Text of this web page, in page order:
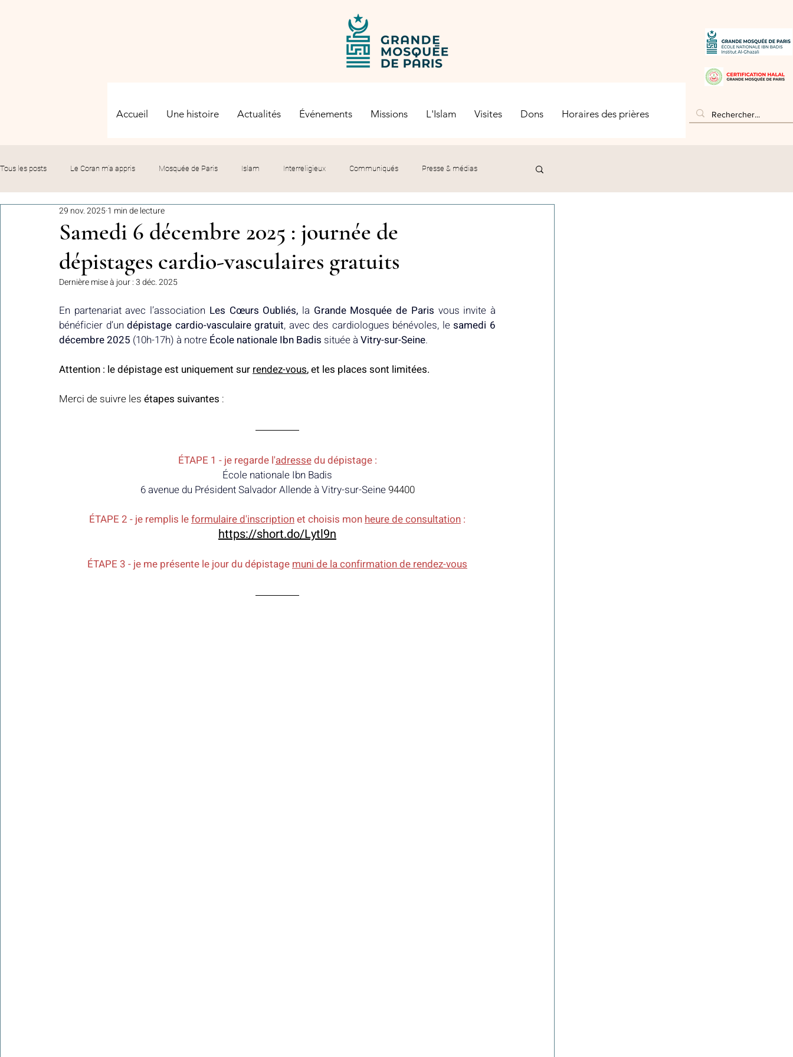
Accueil Une histoire Actualités Événements Missions L'Islam Visites Dons Horaires des prières
Tous les posts Le Coran m’a appris Mosquée de Paris Islam Interreligieux Communiqués Presse & médias
Evénements Solidarité Formation
commémorations Hommage Fédération GMP Le billet du Recteur Histoire Contexte politique
Colonies de vacances Algérie 2024 ​​Focus sur une actualité Notre mosquée Sabil al-Iman Récits célestes
Les Mots Voyageurs
Samedi 6 décembre 2025 : journée de
dépistages cardio-vasculaires gratuits
29 nov. 20251 min de lecture
Dernière mise à jour :3 déc. 2025
En partenariat avec l’association Les Cœurs Oubliés, la Grande Mosquée de Paris vous invite à
bénéficier d’un dépistage cardio-vasculaire gratuit, avec des cardiologues bénévoles, le samedi 6
décembre 2025 (10h-17h) à notre École nationale Ibn Badis située à Vitry-sur-Seine.
Attention : le dépistage est uniquement sur rendez-vous, et les places sont limitées.
Merci de suivre les étapes suivantes :
ÉTAPE 1 - je regarde l'adresse du dépistage :
École nationale Ibn Badis
6 avenue du Président Salvador Allende à Vitry-sur-Seine 94400
ÉTAPE 2 - je remplis le formulaire d'inscription et choisis mon heure de consultation :
https://short.do/Lytl9n
ÉTAPE 3 - je me présente le jour du dépistage muni de la confirmation de rendez-vous